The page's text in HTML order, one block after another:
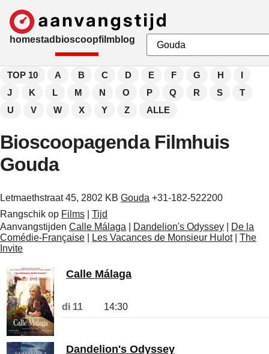
homestad bioscoopfilmblog
TOP 10 A B C D E F G H
I
J
K L M N O P Q R S
T
U
V W X Y Z ALLE
Bioscoopagenda Filmhuis
Gouda
Letmaethstraat 45, 2802 KB Gouda +31-182-522200
Rangschik op Films
Tijd
Aanvangstijden Calle Málaga Dandelion's Odyssey
De la
Comédie-Française
Les Vacances de Monsieur Hulot| The
Invite
Calle Málaga
di 11 14:30
Dandelion's Odyssey